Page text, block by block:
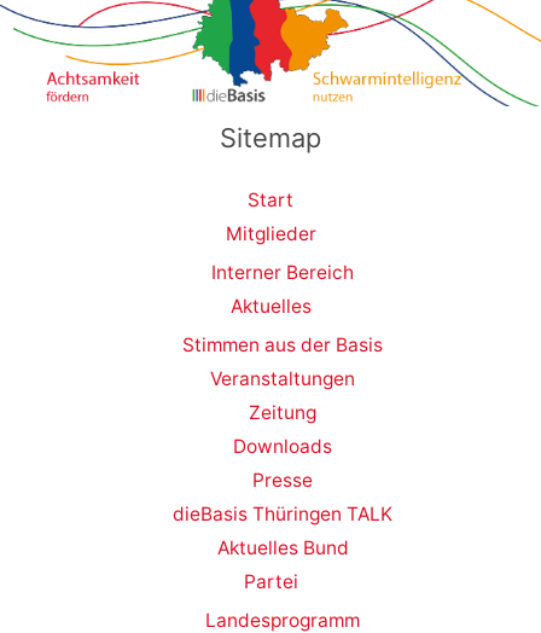
Sitemap
Start
Mitglieder
Interner Bereich
Aktuelles
Stimmen aus der Basis
Veranstaltungen
Zeitung
Downloads
Presse
dieBasis Thüringen TALK
Aktuelles Bund
Partei
Landesprogramm